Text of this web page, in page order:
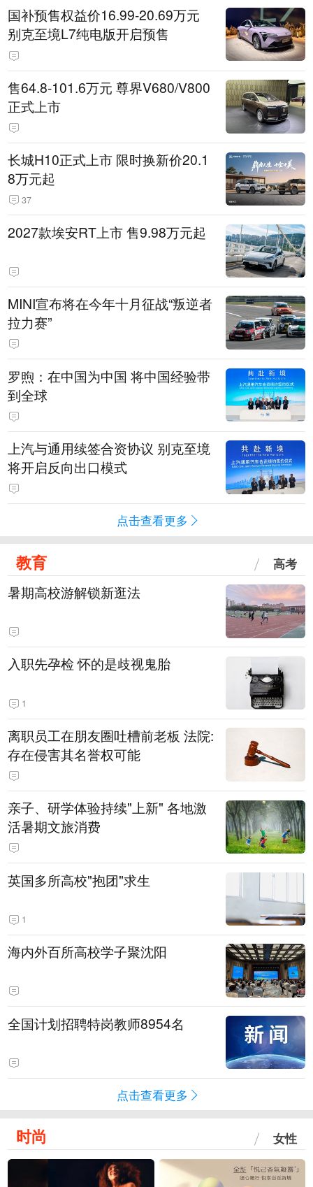
国补预售权益价16.99-20.69万元
别克至境L7纯电版开启预售
售64.8-101.6万元 尊界V680/V800
正式上市
长城H10正式上市 限时换新价20.1
8万元起
37
2027款埃安RT上市 售9.98万元起
MINI宣布将在今年十月征战“叛逆者
拉力赛”
罗煦：在中国为中国 将中国经验带
到全球
上汽与通用续签合资协议 别克至境
将开启反向出口模式
点击查看更多
教育 高考
暑期高校游解锁新逛法
入职先孕检 怀的是歧视鬼胎
1
离职员工在朋友圈吐槽前老板 法院:
存在侵害其名誉权可能
亲子、研学体验持续"上新" 各地激
活暑期文旅消费
英国多所高校"抱团"求生
1
海内外百所高校学子聚沈阳
全国计划招聘特岗教师8954名
点击查看更多
时尚 女性